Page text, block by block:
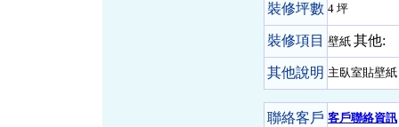
裝修坪數 4 坪
裝修項目 壁紙 其他:
其他說明 主臥室貼壁紙
聯絡客戶 客戶聯絡資訊